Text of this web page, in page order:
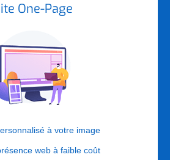
One-Page
à votre image
web à faible coût